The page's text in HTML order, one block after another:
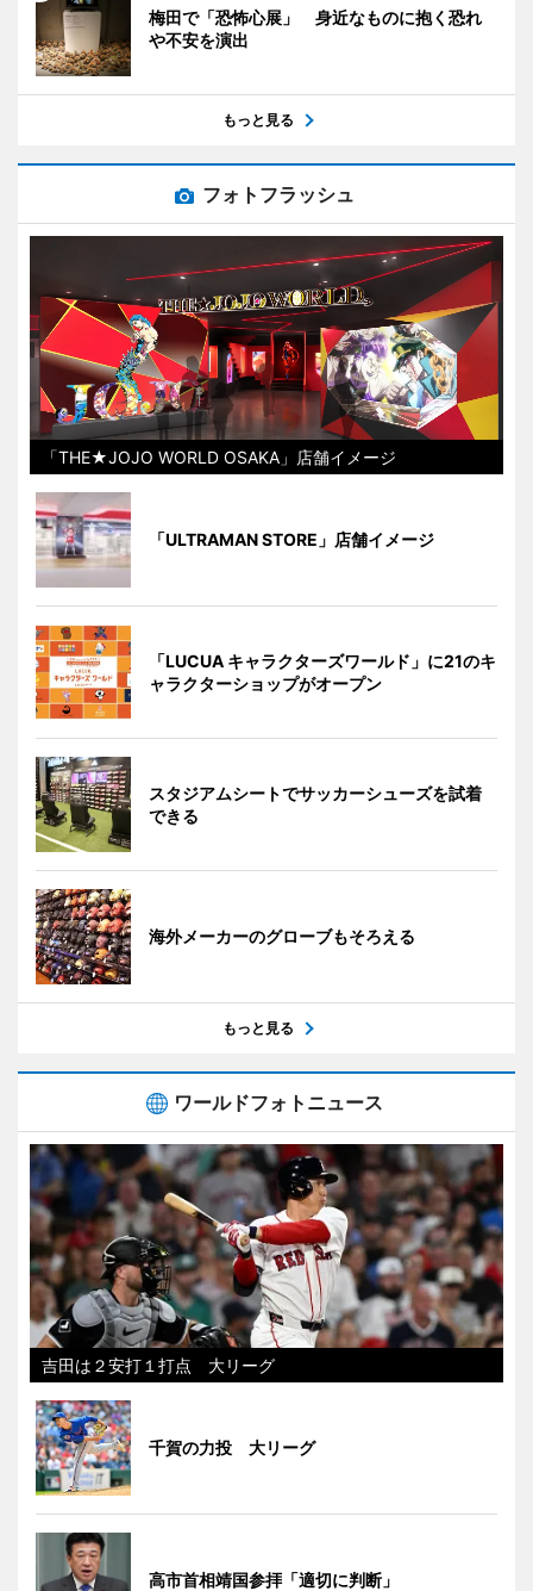
梅田で「恐怖心展」 身近なものに抱く恐れ
や不安を演出
もっと見る
フォトフラッシュ
「THE★JOJO WORLD OSAKA」店舗イメージ
「ULTRAMAN STORE」店舗イメージ
「LUCUA キャラクターズワールド」に21のキ
ャラクターショップがオープン
スタジアムシートでサッカーシューズを試着
できる
海外メーカーのグローブもそろえる
もっと見る
ワールドフォトニュース
吉田は２安打１打点 大リーグ
千賀の力投 大リーグ
高市首相靖国参拝「適切に判断」